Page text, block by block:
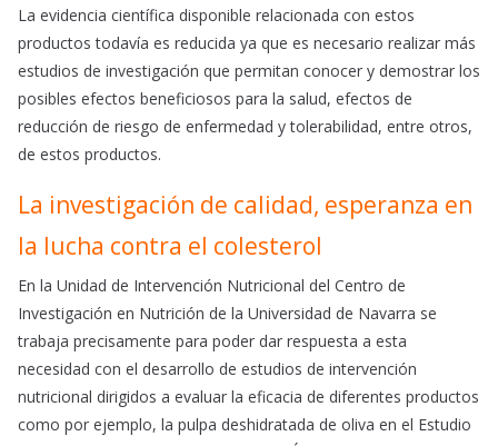
La evidencia científica disponible relacionada con estos
productos todavía es reducida ya que es necesario realizar más
estudios de investigación que permitan conocer y demostrar los
posibles efectos beneficiosos para la salud, efectos de
reducción de riesgo de enfermedad y tolerabilidad, entre otros,
de estos productos.
La investigación de calidad, esperanza en
la lucha contra el colesterol
En la Unidad de Intervención Nutricional del Centro de
Investigación en Nutrición de la Universidad de Navarra se
trabaja precisamente para poder dar respuesta a esta
necesidad con el desarrollo de estudios de intervención
nutricional dirigidos a evaluar la eficacia de diferentes productos
como por ejemplo, la pulpa deshidratada de oliva en el Estudio